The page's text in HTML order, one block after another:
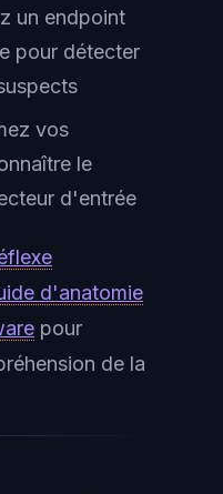
un endpoint
pour détecter
vos
le
d'entrée
d'anatomie
pour
de la